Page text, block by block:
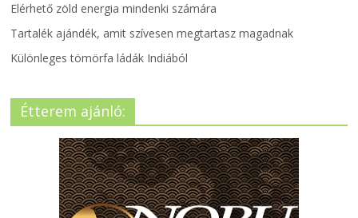
Elérhető zöld energia mindenki számára
Tartalék ajándék, amit szívesen megtartasz magadnak
Különleges tömörfa ládák Indiából
Étterem ajánló: